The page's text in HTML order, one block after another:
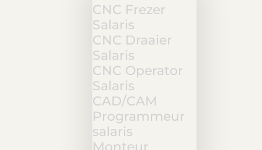
CNC Frezer
Salaris
CNC Draaier
Salaris
CNC Operator
Salaris
CAD/CAM
Programmeur
salaris
Monteur